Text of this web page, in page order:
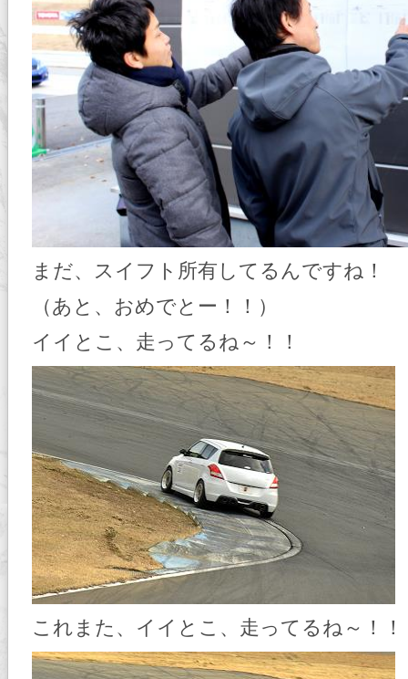
まだ、スイフト所有してるんですね！
（あと、おめでとー！！）
イイとこ、走ってるね～！！
これまた、イイとこ、走ってるね～！！